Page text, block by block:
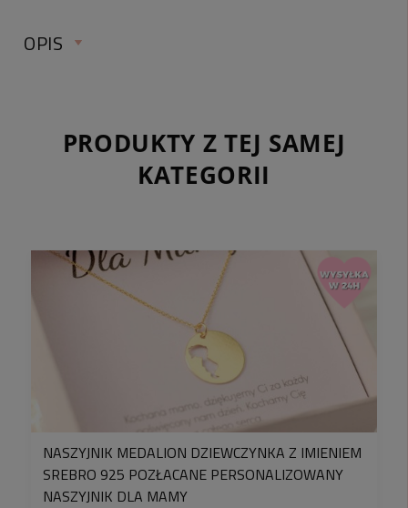
OPIS
regulacja:
długość ozdoby:
waga srebrnych elementów:
PRODUKTY Z TEJ SAMEJ
KATEGORII
NASZYJNIK MEDALION DZIEWCZYNKA Z IMIENIEM
SREBRO 925 POZŁACANE PERSONALIZOWANY
NASZYJNIK DLA MAMY